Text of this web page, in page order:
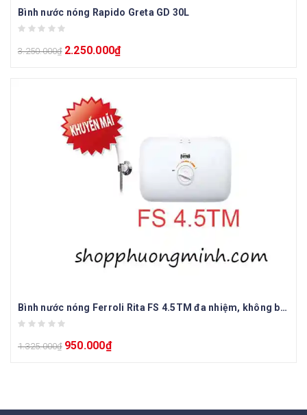
Bình nước nóng Rapido Greta GD 30L
3.250.000₫ 2.250.000₫
Bình nước nóng Ferroli Rita FS 4.5TM đa nhiệm, không bơm
1.325.000₫ 950.000₫